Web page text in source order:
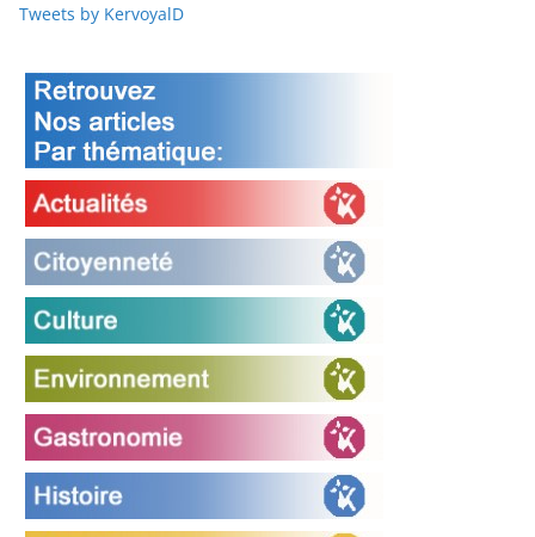
Tweets by KervoyalD